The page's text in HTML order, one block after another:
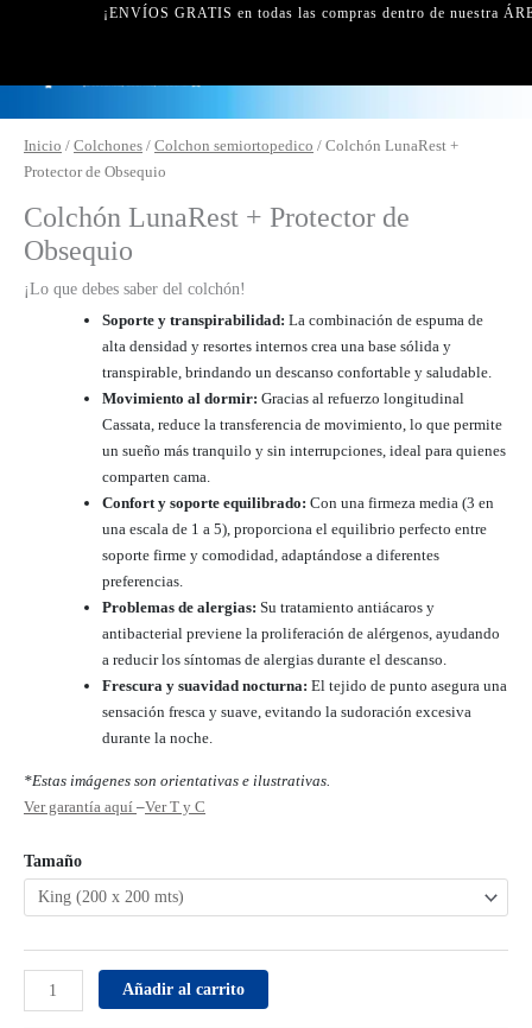
¡ENVÍOS GRATIS en todas las compras dentro de nuestra
Inicio / Colchones / Colchon semiortopedico / Colchón LunaRest +
Protector de Obsequio
Colchón LunaRest + Protector de
Obsequio
¡Lo que debes saber del colchón!
Soporte y transpirabilidad: La combinación de espuma de
alta densidad y resortes internos crea una base sólida y
transpirable, brindando un descanso confortable y saludable.
Movimiento al dormir: Gracias al refuerzo longitudinal
Cassata, reduce la transferencia de movimiento, lo que permite
un sueño más tranquilo y sin interrupciones, ideal para quienes
comparten cama.
Confort y soporte equilibrado: Con una firmeza media (3 en
una escala de 1 a 5), proporciona el equilibrio perfecto entre
soporte firme y comodidad, adaptándose a diferentes
preferencias.
Problemas de alergias: Su tratamiento antiácaros y
antibacterial previene la proliferación de alérgenos, ayudando
a reducir los síntomas de alergias durante el descanso.
Frescura y suavidad nocturna: El tejido de punto asegura una
sensación fresca y suave, evitando la sudoración excesiva
durante la noche.
*Estas imágenes son orientativas e ilustrativas.
Ver garantía aquí –Ver T y C
Tamaño
Colchón
LunaRest
Protector
de
cantidad
Añadir al carrito